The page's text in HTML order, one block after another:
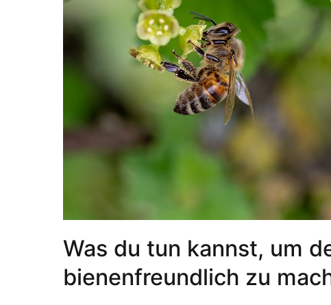
Was du tun kannst, um
bienenfreundlich zu